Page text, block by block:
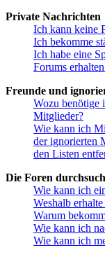
Private Nachrichten
Ich kann keine
Ich bekomme
Ich habe eine
Forums
Freunde und
Wozu benötige
Mitglieder?
Wie kann ich
der ignorierten
den Listen
Die Foren
Wie kann ich
Weshalb
Warum
Wie kann ich
Wie kann ich